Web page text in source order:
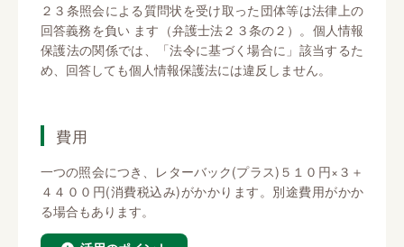
２３条照会による質問状を受け取った団体等は法律上の
回答義務を負い ます（弁護士法２３条の２）。個人情報
保護法の関係では、「法令に基づく場合に」該当するた
め、回答しても個人情報保護法には違反しません。
費用
一つの照会につき、レターバック(プラス)５１０円×３＋
４４００円(消費税込み)がかかります。別途費用がかか
る場合もあります。